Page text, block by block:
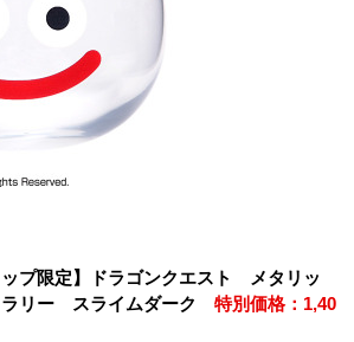
ップ限定】ドラゴンクエスト メタリッ
ラリー スライムダーク 特別価格：1,40